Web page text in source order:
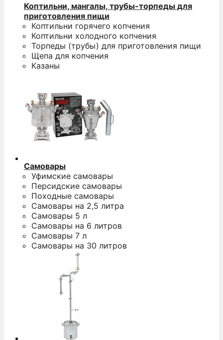
Коптильни, мангалы, трубы-торпеды для
приготовления пищи
Коптильни горячего копчения
Коптильни холодного копчения
Торпеды (трубы) для приготовления пищи
Щепа для копчения
Казаны
Самовары
Уфимские самовары
Персидские самовары
Походные самовары
Самовары на 2,5 литра
Самовары 5 л
Самовары на 6 литров
Самовары 7 л
Самовары на 30 литров